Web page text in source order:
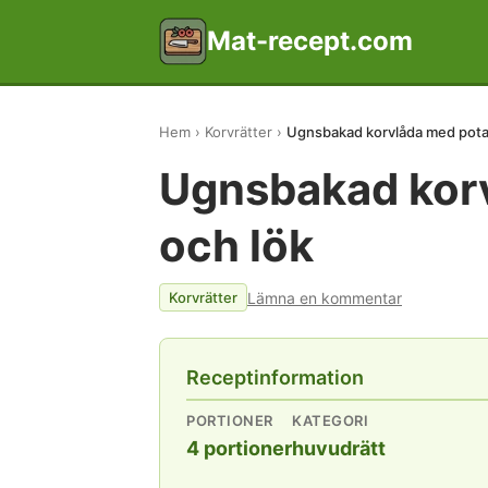
Mat-recept.com
Hem Korvrätter Ugnsbakad korvlåda med
Ugnsbakad
och lök
Korvrätter Lämna en kommentar
Receptinformation
PORTIONER
4 portioner
KATEGORI
huvudrätt